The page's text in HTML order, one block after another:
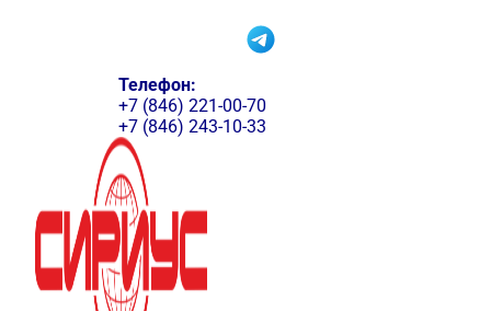
Телефон:
+7 (846) 221-00-70
+7 (846) 243-10-33